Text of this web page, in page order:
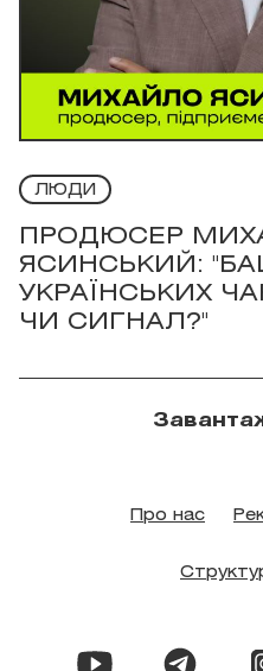
ЛЮДИ
ПРОДЮСЕР
ЯСИНСЬКИЙ:
УКРАЇНСЬКИХ
ЧИ СИГНАЛ?"
Про нас